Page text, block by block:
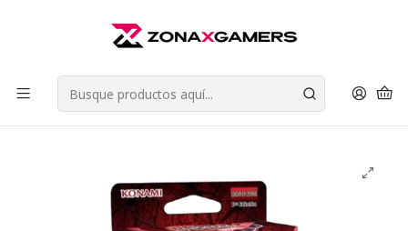
Retiros en Providencia
Leer más
Inicio Cartas Coleccionables Yu-Gi-Oh! TCG
Structure Deck Baraja de Estructura: El Rey Carmesi